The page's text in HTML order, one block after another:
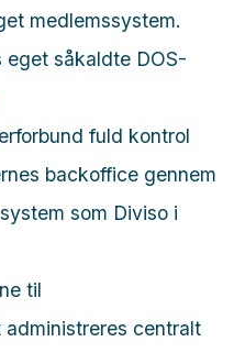
medlemssystem.
eget såkaldte DOS-
fuld kontrol
backoffice gennem
som Diviso i
til
centralt